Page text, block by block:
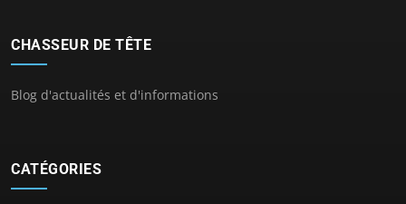
CHASSEUR DE TÊTE
Blog d'actualités et d'informations
CATÉGORIES